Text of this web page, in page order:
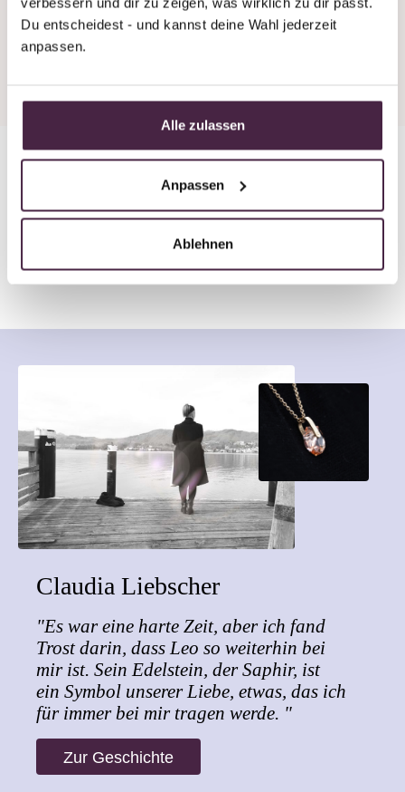
Du entscheidest - und kannst deine Wahl jederzeit
anpassen.
Alle zulassen
Anpassen
Ablehnen
+43 7619 22 122 - 160
stones@mevisto.com
In 8 Wochen zum
Erinnerungsstück mit Edelstein
Claudia Liebscher
"Es war eine harte Zeit, aber ich fand
Trost darin, dass Leo so weiterhin bei
mir ist. Sein Edelstein, der Saphir, ist
ein Symbol unserer Liebe, etwas, das ich
für immer bei mir tragen werde. "
Zur Geschichte